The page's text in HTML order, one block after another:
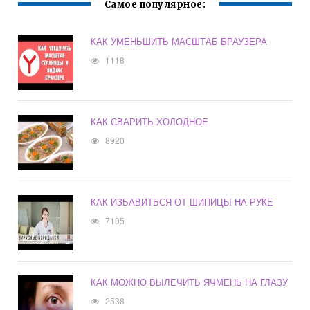
Самое популярное:
КАК УМЕНЬШИТЬ МАСШТАБ БРАУЗЕРА
1118
КАК СВАРИТЬ ХОЛОДНОЕ
8920
КАК ИЗБАВИТЬСЯ ОТ ШИПИЦЫ НА РУКЕ
7105
КАК МОЖНО ВЫЛЕЧИТЬ ЯЧМЕНЬ НА ГЛАЗУ
2538